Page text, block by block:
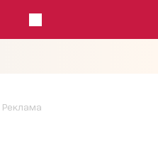
Реклама